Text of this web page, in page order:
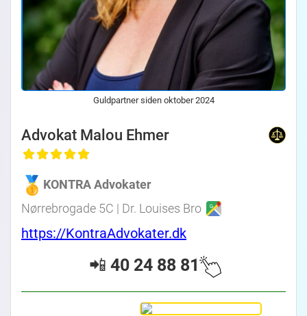
Guldpartner siden oktober 2024
Advokat Malou Ehmer
KONTRA Advokater
Nørrebrogade 5C | Dr. Louises Bro
https://KontraAdvokater.dk
📲 40 24 88 81